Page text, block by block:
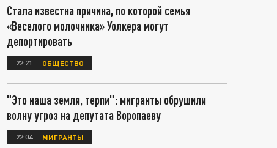
Стала известна причина, по которой семья
«Веселого молочника» Уолкера могут
депортировать
22:21 ОБЩЕСТВО
"Это наша земля, терпи": мигранты обрушили
волну угроз на депутата Воропаеву
22:04 МИГРАНТЫ